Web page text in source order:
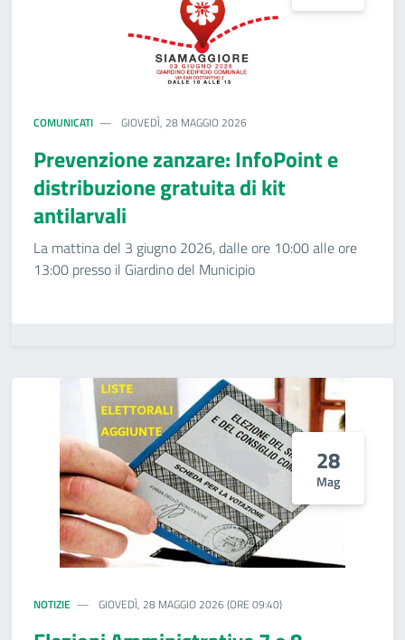
COMUNICATI GIOVEDÌ, 28 MAGGIO 2026
Prevenzione zanzare: InfoPoint e
distribuzione gratuita di kit
antilarvali
La mattina del 3 giugno 2026, dalle ore 10:00 alle ore
13:00 presso il Giardino del Municipio
28
Mag
NOTIZIE GIOVEDÌ, 28 MAGGIO 2026 (ORE 09:40)